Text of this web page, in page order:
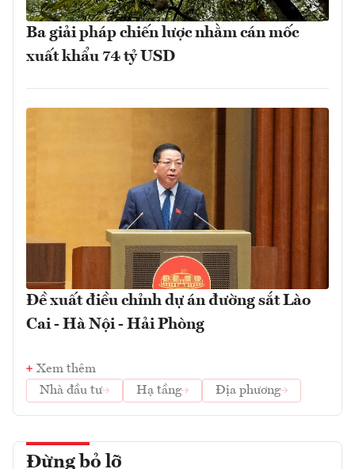
Ba giải pháp chiến lược nhằm cán mốc
xuất khẩu 74 tỷ USD
Đề xuất điều chỉnh dự án đường sắt Lào
Cai - Hà Nội - Hải Phòng
Xem thêm
Nhà đầu tư
Hạ tầng Địa phương
Đừng bỏ lỡ